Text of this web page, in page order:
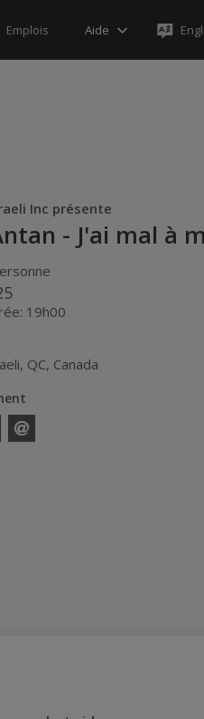
Emplois Aide
Inc présente
- J'ai mal à
19h00
, QC, Canada
Envoyer